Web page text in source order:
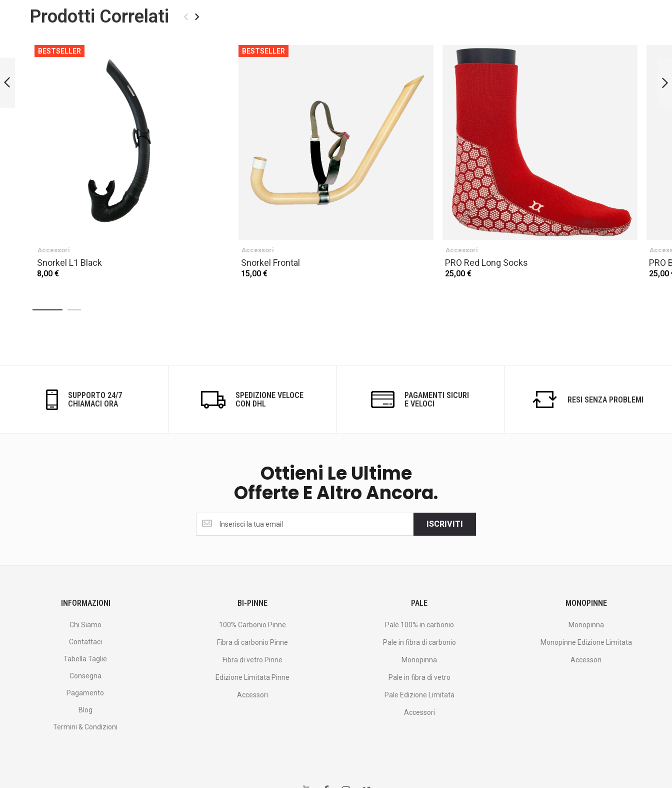
Prodotti Correlati ‹ ›
BESTSELLER
Accessori
Snorkel L1 Black
8,00 €
BESTSELLER
Accessori
Snorkel Frontal
15,00 €
Accessori
PRO Red Long Socks
25,00 €
PRO
25,00
SUPPORTO 24/7
CHIAMACI ORA
SPEDIZIONE VELOCE
CON DHL
PAGAMENTI SICURI
E VELOCI
RESI SENZA PROBLEMI
Ottieni Le Ultime
Offerte E Altro Ancora.
ultime
ISCRIVITI
INFORMAZIONI
Chi Siamo
Contattaci
Tabella Taglie
Consegna
Pagamento
Blog
Termini & Condizioni
BI-PINNE
100% Carbonio Pinne
Fibra di carbonio Pinne
Fibra di vetro Pinne
Edizione Limitata Pinne
Accessori
PALE
Pale 100% in carbonio
Pale in fibra di carbonio
Monopinna
Pale in fibra di vetro
Pale Edizione Limitata
Accessori
MONOPINNE
Monopinna
Monopinne Edizione Limitata
Accessori